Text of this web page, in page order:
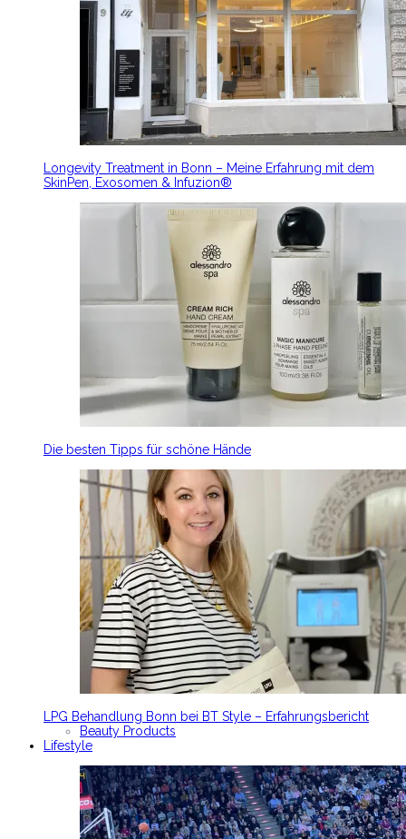
Longevity Treatment in Bonn – Meine Erfahrung mit dem
SkinPen, Exosomen & Infuzion®
Die besten Tipps für schöne Hände
LPG Behandlung Bonn bei BT Style – Erfahrungsbericht
Beauty Products
Lifestyle